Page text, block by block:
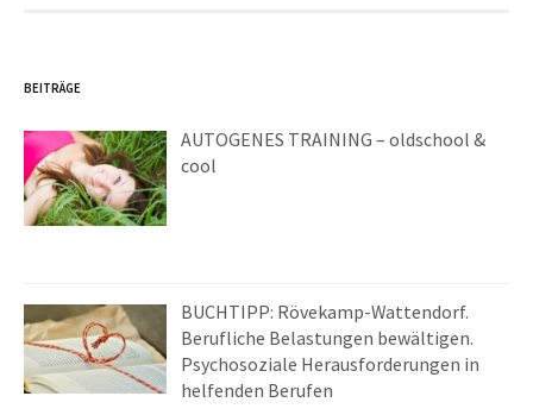
BEITRÄGE
AUTOGENES TRAINING – oldschool &
cool
BUCHTIPP: Rövekamp-Wattendorf.
Berufliche Belastungen bewältigen.
Psychosoziale Herausforderungen in
helfenden Berufen